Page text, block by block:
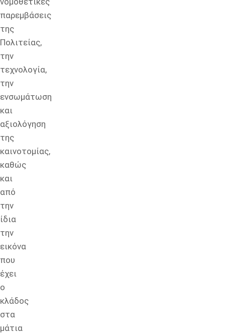
παρεμβάσεις
της
Πολιτείας,
την
τεχνολογία,
την
ενσωμάτωση
και
αξιολόγηση
της
καινοτομίας,
καθώς
και
από
την
ίδια
την
εικόνα
που
έχει
ο
κλάδος
στα
μάτια